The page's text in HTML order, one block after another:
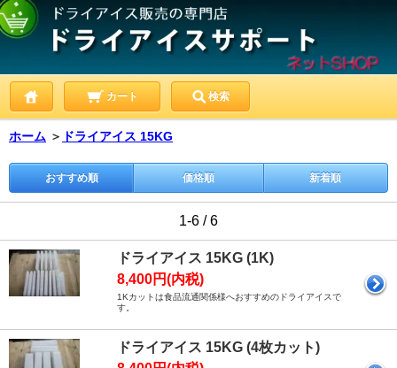
カート 検索
ホーム ＞ ドライアイス 15KG
おすすめ順 価格順 新着順
1-6 / 6
ドライアイス 15KG (1K)
8,400円(内税)
1Kカットは食品流通関係様へおすすめのドライアイスで
す。
ドライアイス 15KG (4枚カット)